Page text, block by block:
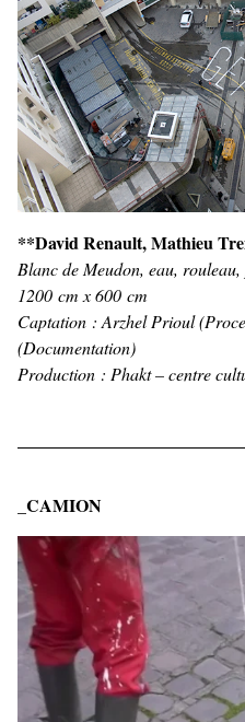
**David Renault, Mathieu
Blanc de Meudon, eau, rouleau,
1200 cm x 600 cm
Captation : Arzhel Prioul
(Documentation)
Production : Phakt – centre
_CAMION